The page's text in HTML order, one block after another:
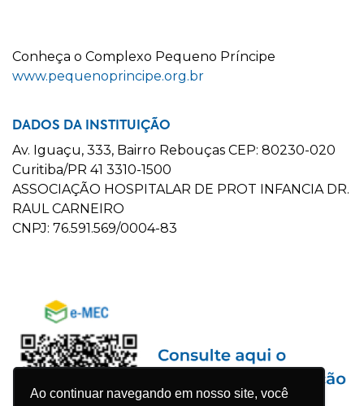
Ao continuar navegando em nosso site, você
Conheça o Complexo Pequeno Príncipe
www.pequenoprincipe.org.br
DADOS DA INSTITUIÇÃO
Av. Iguaçu, 333, Bairro Rebouças CEP: 80230-020
Curitiba/PR 41 3310-1500
ASSOCIAÇÃO HOSPITALAR DE PROT INFANCIA DR.
RAUL CARNEIRO
CNPJ: 76.591.569/0004-83